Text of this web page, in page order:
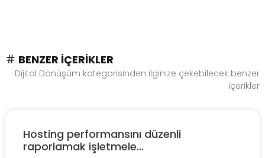
BENZER İÇERIKLER
Dijital Dönüşüm kategorisinden ilginize çekebilecek benzer
içerikler
Hosting performansını düzenli
raporlamak işletmele...